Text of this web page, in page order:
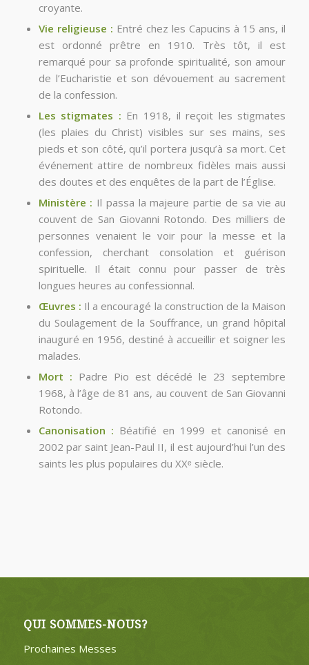
croyante.
Vie religieuse : Entré chez les Capucins à 15 ans, il
est ordonné prêtre en 1910. Très tôt, il est
remarqué pour sa profonde spiritualité, son amour
de l’Eucharistie et son dévouement au sacrement
de la confession.
Les stigmates : En 1918, il reçoit les stigmates
(les plaies du Christ) visibles sur ses mains, ses
pieds et son côté, qu’il portera jusqu’à sa mort. Cet
événement attire de nombreux fidèles mais aussi
des doutes et des enquêtes de la part de l’Église.
Ministère : Il passa la majeure partie de sa vie au
couvent de San Giovanni Rotondo. Des milliers de
personnes venaient le voir pour la messe et la
confession, cherchant consolation et guérison
spirituelle. Il était connu pour passer de très
longues heures au confessionnal.
Œuvres : Il a encouragé la construction de la Maison
du Soulagement de la Souffrance, un grand hôpital
inauguré en 1956, destiné à accueillir et soigner les
malades.
Mort : Padre Pio est décédé le 23 septembre
1968, à l’âge de 81 ans, au couvent de San Giovanni
Rotondo.
Canonisation : Béatifié en 1999 et canonisé en
2002 par saint Jean-Paul II, il est aujourd’hui l’un des
saints les plus populaires du XXᵉ siècle.
QUI SOMMES-NOUS?
Prochaines Messes